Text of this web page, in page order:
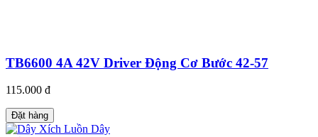
TB6600 4A 42V Driver Động Cơ Bước 42-57
115.000 đ
Đặt hàng